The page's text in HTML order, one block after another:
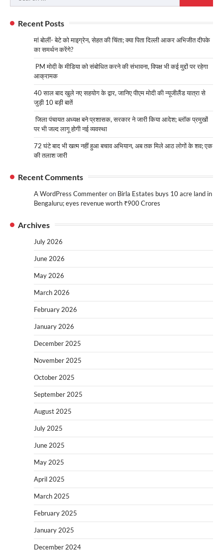
for:
Recent Posts
मां बोलीं- बेटे को माइग्रेन, सेहत की चिंता; क्या पिता दिल्ली आकर अभिजीत दीपके
का समर्थन करेंगे?
PM मोदी के मीडिया को संबोधित करने की संभावना, विपक्ष भी कई मुद्दों पर रहेगा
आक्रामक
40 साल बाद खुले नए सहयोग के द्वार, जानिए पीएम मोदी की न्यूजीलैंड यात्रा से
जुड़ी 10 बड़ी बातें
जिला पंचायत अध्यक्ष बने प्रशासक, सरकार ने जारी किया आदेश; ब्लॉक प्रमुखों
पर भी जल्द लागू होगी नई व्यवस्था
72 घंटे बाद भी खत्म नहीं हुआ बचाव अभियान, अब तक मिले आठ लोगों के शव; एक
की तलाश जारी
Recent Comments
A WordPress Commenteron Birla Estates buys 10 acre land in
Bengaluru; eyes revenue worth ₹900 Crores
Archives
July 2026
June 2026
May 2026
March 2026
February 2026
January 2026
December 2025
November 2025
October 2025
September 2025
August 2025
July 2025
June 2025
May 2025
April 2025
March 2025
February 2025
January 2025
December 2024